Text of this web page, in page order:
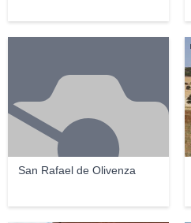
San Rafael de Olivenza